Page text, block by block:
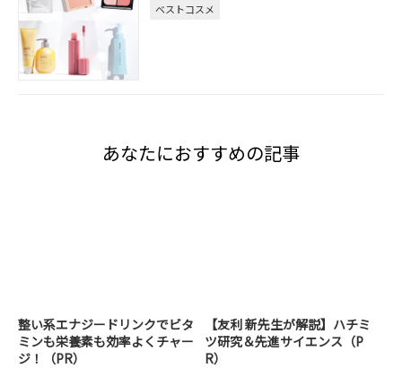
ベストコスメ
あなたにおすすめの記事
整い系エナジードリンクでビタ
ミンも栄養素も効率よくチャー
ジ！（PR）
【友利 新先生が解説】ハチミ
ツ研究＆先進サイエンス（P
R）